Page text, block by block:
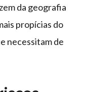
da geografia
propícias do
necessitam de